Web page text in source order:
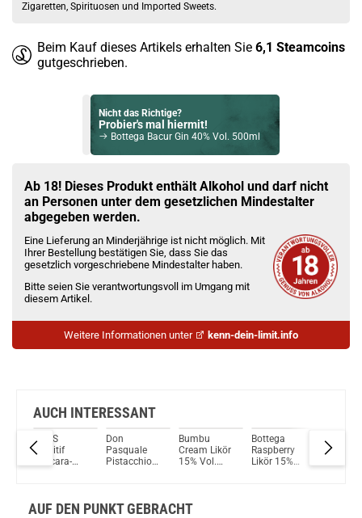
Zigaretten, Spirituosen und Imported Sweets.
Beim Kauf dieses Artikels erhalten Sie 6,1 Steamcoins
gutgeschrieben.
Nicht das Richtige?
Probier's mal hiermit!
Bottega Bacur Gin 40% Vol. 500ml
Check das mal!
BrewDog Duo Spiced Rum 40% 700ml
Du willst Kröten sparen?
Schau mal hier!
Ijoy Luna 1,4ml 350mAh Pod System Kit Ocean Blue
Ab 18! Dieses Produkt enthält Alkohol und darf nicht
an Personen unter dem gesetzlichen Mindestalter
abgegeben werden.
Eine Lieferung an Minderjährige ist nicht möglich. Mit
Ihrer Bestellung bestätigen Sie, dass Sie das
gesetzlich vorgeschriebene Mindestalter haben.
Bitte seien Sie verantwortungsvoll im Umgang mit
diesem Artikel.
Weitere Informationen unter kenn-dein-limit.info
AUCH INTERESSANT
COPS
Aperitif
Cascara-
Don
Pasquale
Pistacchio
Bumbu
Cream Likör
15% Vol.
Bottega
Raspberry
Likör 15%
Berliner
AUF DEN PUNKT GEBRACHT